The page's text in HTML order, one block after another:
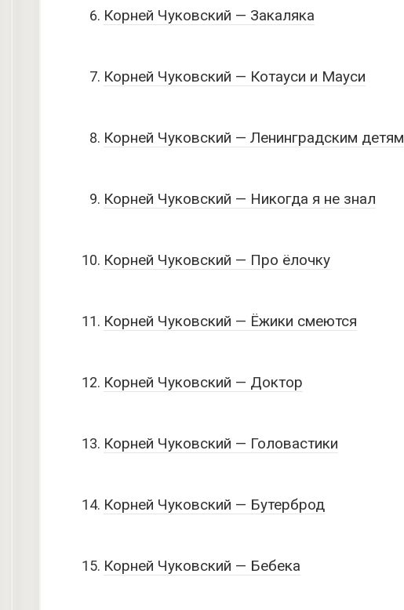
Корней Чуковский — Закаляка
Корней Чуковский — Котауси и Мауси
Корней Чуковский — Ленинградским детям
Корней Чуковский — Никогда я не знал
Корней Чуковский — Про ёлочку
Корней Чуковский — Ёжики смеются
Корней Чуковский — Доктор
Корней Чуковский — Головастики
Корней Чуковский — Бутерброд
Корней Чуковский — Бебека